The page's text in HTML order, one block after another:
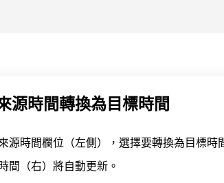
源時間轉換為目標時間
源時間欄位（左側），選擇要轉換為目標時
間（右）將自動更新。